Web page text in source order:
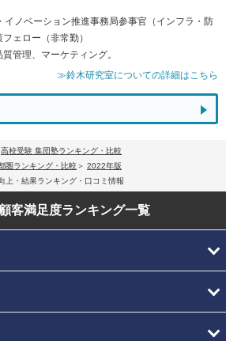
ノベーション推進事務局参事官（インフラ・防
ェロー（非常勤）
管理、マーケティング。
≫鈴木研究室についての詳細はこちら
高校受験 集団塾ランキング・比較
圏ランキング・比較
2022年版
上・結果ランキング・口コミ情報
客満足度ランキング一覧